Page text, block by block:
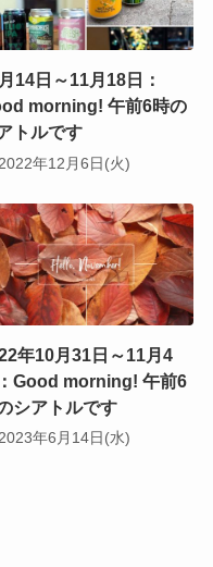
14日～11月18日：
morning! 午前6時の
トルです
2022年12月6日(火)
年10月31日～11月4
Good morning! 午前6
シアトルです
2023年6月14日(水)